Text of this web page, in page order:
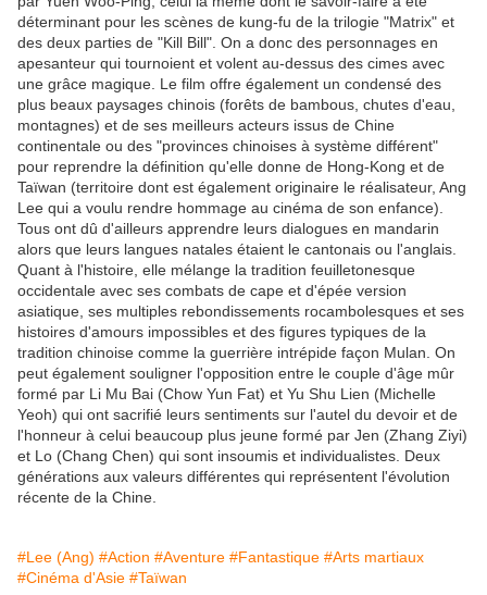
déterminant pour les scènes de kung-fu de la trilogie "Matrix" et
des deux parties de "Kill Bill". On a donc des personnages en
apesanteur qui tournoient et volent au-dessus des cimes avec
une grâce magique. Le film offre également un condensé des
plus beaux paysages chinois (forêts de bambous, chutes d'eau,
montagnes) et de ses meilleurs acteurs issus de Chine
continentale ou des "provinces chinoises à système différent"
pour reprendre la définition qu'elle donne de Hong-Kong et de
Taïwan (territoire dont est également originaire le réalisateur, Ang
Lee qui a voulu rendre hommage au cinéma de son enfance).
Tous ont dû d'ailleurs apprendre leurs dialogues en mandarin
alors que leurs langues natales étaient le cantonais ou l'anglais.
Quant à l'histoire, elle mélange la tradition feuilletonesque
occidentale avec ses combats de cape et d'épée version
asiatique, ses multiples rebondissements rocambolesques et ses
histoires d'amours impossibles et des figures typiques de la
tradition chinoise comme la guerrière intrépide façon Mulan. On
peut également souligner l'opposition entre le couple d'âge mûr
formé par Li Mu Bai (Chow Yun Fat) et Yu Shu Lien (Michelle
Yeoh) qui ont sacrifié leurs sentiments sur l'autel du devoir et de
l'honneur à celui beaucoup plus jeune formé par Jen (Zhang Ziyi)
et Lo (Chang Chen) qui sont insoumis et individualistes. Deux
générations aux valeurs différentes qui représentent l'évolution
récente de la Chine.
#Lee (Ang) #Action #Aventure #Fantastique #Arts martiaux
#Cinéma d'Asie #Taïwan